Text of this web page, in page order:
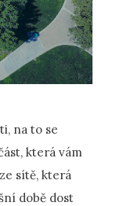
na to se
která vám
sítě, která
době dost